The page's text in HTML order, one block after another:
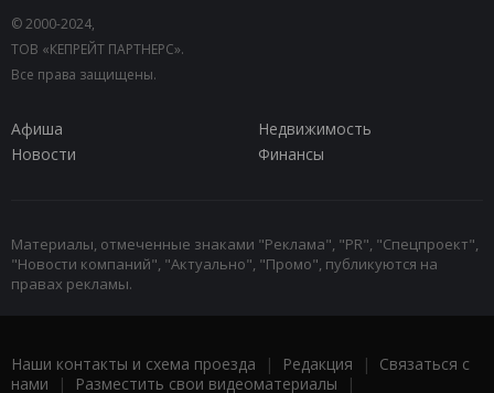
© 2000-2024,
ТОВ «КЕПРЕЙТ ПАРТНЕРС».
Все права защищены.
Афиша
Недвижимость
Новости
Финансы
Материалы, отмеченные знаками "Реклама", "PR", "Спецпроект",
"Новости компаний", "Актуально", "Промо", публикуются на
правах рекламы.
Наши контакты и схема проезда | Редакция | Связаться с
нами | Разместить свои видеоматериалы |